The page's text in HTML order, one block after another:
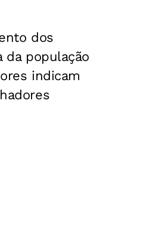
dos
da população
indicam